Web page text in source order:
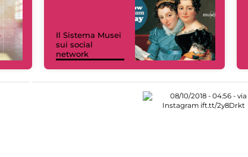
Il Sistema Musei
sui social
network